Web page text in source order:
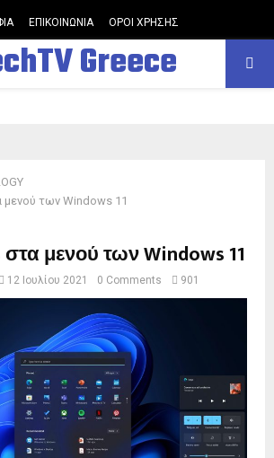
ΕΠΙΚΟΙΝΩΝΙΑ ΟΡΟΙ ΧΡΗΣΗΣ
Greece
των Windows 11
μενού των Windows 11
12 Ιουλίου 2021 0 Comments 901